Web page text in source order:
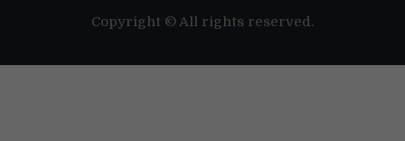
Copyright © All rights reserved.